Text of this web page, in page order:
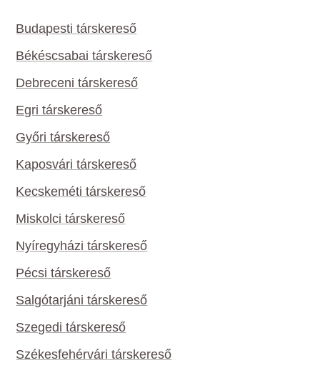
Budapesti társkereső
Békéscsabai társkereső
Debreceni társkereső
Egri társkereső
Győri társkereső
Kaposvári társkereső
Kecskeméti társkereső
Miskolci társkereső
Nyíregyházi társkereső
Pécsi társkereső
Salgótarjáni társkereső
Szegedi társkereső
Székesfehérvári társkereső